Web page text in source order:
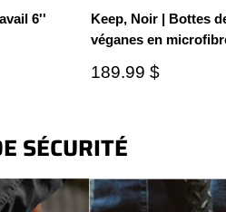
6''
Keep, Noir | Bottes
véganes en
Prix
189.99 $
SÉCURITÉ